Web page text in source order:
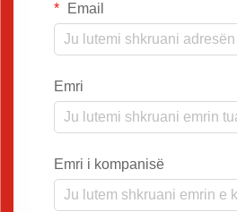
Email
Emri
Emri i kompanisë